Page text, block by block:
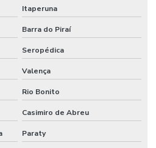
para empresas
E Industriais
Itaperuna
Barra do Piraí
Seropédica
Valença
Rio Bonito
Casimiro de Abreu
Paraty